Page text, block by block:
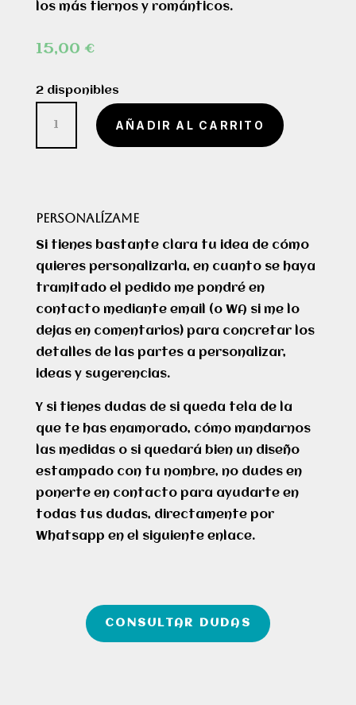
los más tiernos y románticos.
15,00 €
2 disponibles
cantidad
AÑADIR AL CARRITO
PERSONALÍZAME
Si tienes bastante clara tu idea de cómo
quieres personalizarla, en cuanto se haya
tramitado el pedido me pondré en
contacto mediante email (o WA si me lo
dejas en comentarios) para concretar los
detalles de las partes a personalizar,
ideas y sugerencias.
Y si tienes dudas de si queda tela de la
que te has enamorado, cómo mandarnos
las medidas o si quedará bien un diseño
estampado con tu nombre, no dudes en
ponerte en contacto para ayudarte en
todas tus dudas, directamente por
Whatsapp en el siguiente enlace.
CONSULTAR DUDAS